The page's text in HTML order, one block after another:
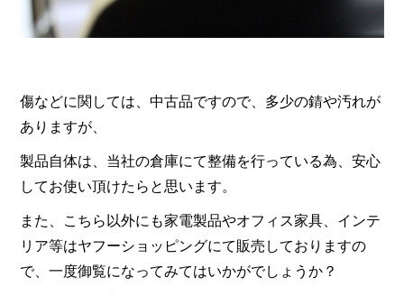
傷などに関しては、中古品ですので、多少の錆や汚れが
ありますが、
製品自体は、当社の倉庫にて整備を行っている為、安心
してお使い頂けたらと思います。
また、こちら以外にも家電製品やオフィス家具、インテ
リア等はヤフーショッピングにて販売しておりますの
で、一度御覧になってみてはいかがでしょうか？